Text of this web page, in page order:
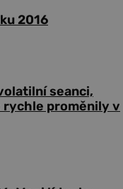
2016
seanci,
proměnily v